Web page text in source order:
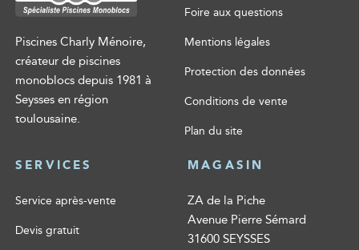
Piscines Charly Ménoire,
créateur de piscines
monoblocs depuis 1981 à
Seysses en région
toulousaine.
Foire aux questions
Mentions légales
Protection des données
Conditions de vente
Plan du site
SERVICES
Service après-vente
Devis gratuit
MAGASIN
ZA de la Piche
Avenue Pierre Sémard
31600 SEYSSES